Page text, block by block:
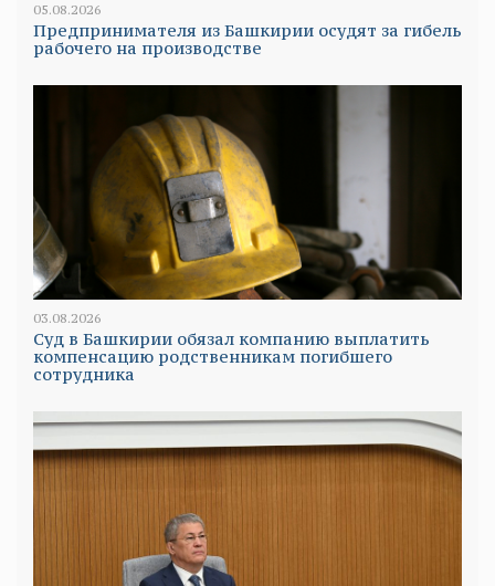
05.08.2026
Предпринимателя из Башкирии осудят за гибель
рабочего на производстве
03.08.2026
Суд в Башкирии обязал компанию выплатить
компенсацию родственникам погибшего
сотрудника